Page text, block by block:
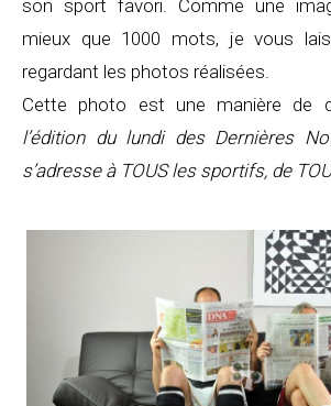
son sport favori. Comme une
mieux que 1000 mots, je vous
regardant les photos réalisées.
Cette photo est une manière de
l’édition du lundi des Dernières
s’adresse à TOUS les sportifs, de